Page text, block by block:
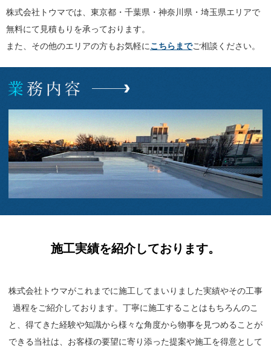
株式会社トウマでは、東京都・千葉県・神奈川県・埼玉県エリアで
無料にて見積もりを承っております。
また、その他のエリアの方もお気軽に こちらまでご相談ください。
施工実績を紹介しております。
株式会社トウマがこれまでに施工してまいりました実績やその工事
過程をご紹介しております。丁寧に施工することはもちろんのこ
と、得てきた経験や知識から様々な角度から物事を見つめることが
できる当社は、お客様の要望に寄り添った提案や施工を得意として